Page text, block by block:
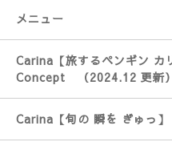
メニュー
Carina【旅するペンギン
Concept （2024.12 更新）
Carina【旬の 瞬を ぎゅっ